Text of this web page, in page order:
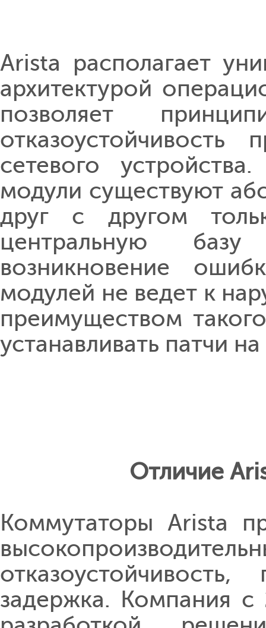
Arista располагает
архитектурой
позволяет
отказоустойчивость
сетевого
модули существуют
друг с другом
центральную
возникновение
модулей не ведет к
преимуществом
устанавливать патчи
Отличие
Коммутаторы Arista
задержка. Компания